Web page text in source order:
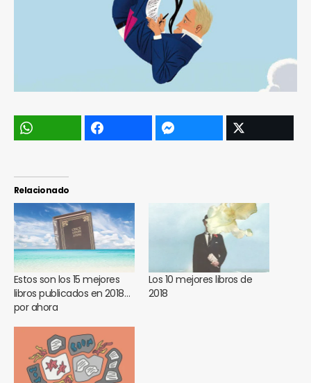
Relacionado
Estos son los 15 mejores
libros publicados en 2018…
por ahora
Los 10 mejores libros de
2018